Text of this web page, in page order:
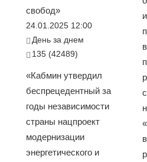
свобод»
24.01.2025 12:00
День за днем
135 (42489)
«Кабмин утвердил
беспрецедентный за
годы независимости
страны нацпроект
модернизации
энергетического и